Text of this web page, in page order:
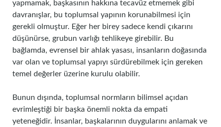
yapmamak, başkasının hakkına tecavüz etmemek gibi
davranışlar, bu toplumsal yapının korunabilmesi için
gerekli olmuştur. Eğer her birey sadece kendi çıkarını
düşünürse, grubun varlığı tehlikeye girebilir. Bu
bağlamda, evrensel bir ahlak yasası, insanların doğasında
var olan ve toplumsal yapıyı sürdürebilmek için gereken
temel değerler üzerine kurulu olabilir.
Bunun dışında, toplumsal normların bilimsel açıdan
evrimleştiği bir başka önemli nokta da empati
yeteneğidir. İnsanlar, başkalarının duygularını anlamak ve